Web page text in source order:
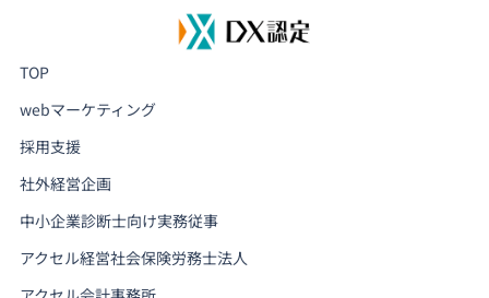
TOP
webマーケティング
採用支援
社外経営企画
中小企業診断士向け実務従事
アクセル経営社会保険労務士法人